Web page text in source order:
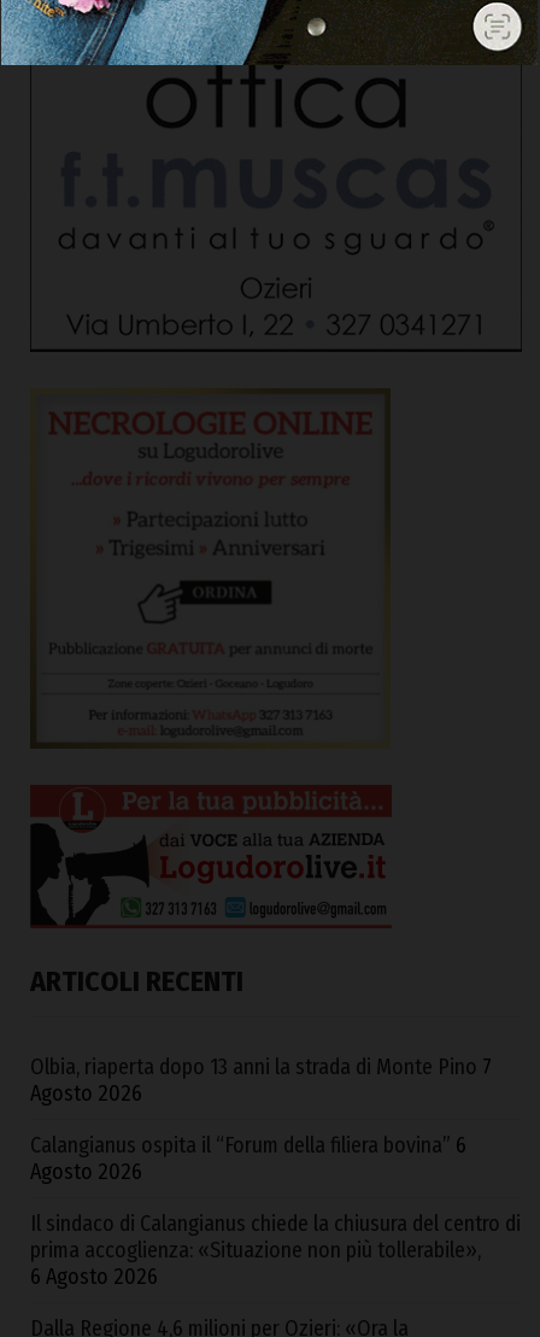
ARTICOLI RECENTI
Olbia, riaperta dopo 13 anni la strada di Monte Pino 7
Agosto 2026
Calangianus ospita il “Forum della filiera bovina” 6
Agosto 2026
Il sindaco di Calangianus chiede la chiusura del centro di
prima accoglienza: «Situazione non più tollerabile»,
6 Agosto 2026
Dalla Regione 4,6 milioni per Ozieri: «Ora la